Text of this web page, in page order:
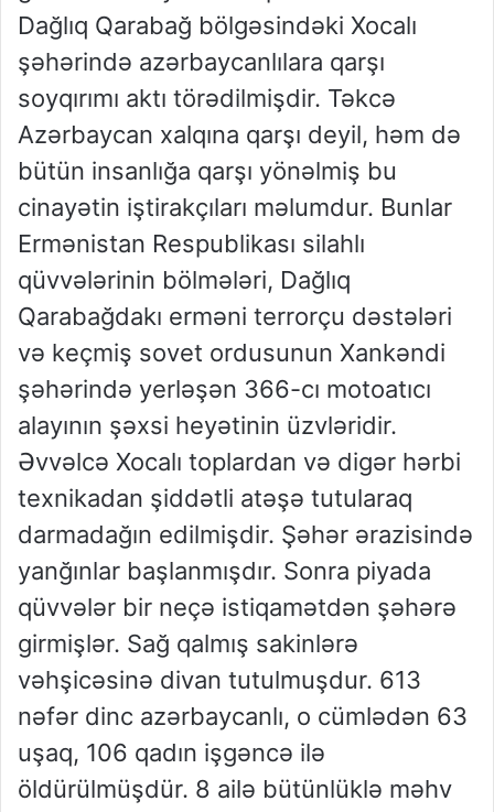
Dağlıq Qarabağ bölgəsindəki Xocalı
şəhərində azərbaycanlılara qarşı
soyqırımı aktı törədilmişdir. Təkcə
Azərbaycan xalqına qarşı deyil, həm də
bütün insanlığa qarşı yönəlmiş bu
cinayətin iştirakçıları məlumdur. Bunlar
Ermənistan Respublikası silahlı
qüvvələrinin bölmələri, Dağlıq
Qarabağdakı erməni terrorçu dəstələri
və keçmiş sovet ordusunun Xankəndi
şəhərində yerləşən 366-cı motoatıcı
alayının şəxsi heyətinin üzvləridir.
Əvvəlcə Xocalı toplardan və digər hərbi
texnikadan şiddətli atəşə tutularaq
darmadağın edilmişdir. Şəhər ərazisində
yanğınlar başlanmışdır. Sonra piyada
qüvvələr bir neçə istiqamətdən şəhərə
girmişlər. Sağ qalmış sakinlərə
vəhşicəsinə divan tutulmuşdur. 613
nəfər dinc azərbaycanlı, o cümlədən 63
uşaq, 106 qadın işgəncə ilə
öldürülmüşdür. 8 ailə bütünlüklə məhv